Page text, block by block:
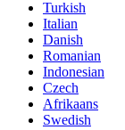
Turkish
Italian
Danish
Romanian
Indonesian
Czech
Afrikaans
Swedish